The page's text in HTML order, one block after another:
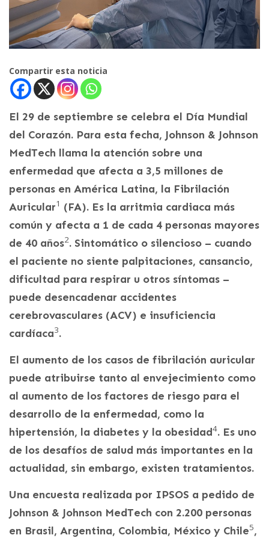
Compartir esta noticia
El 29 de septiembre se celebra el Día Mundial
del Corazón. Para esta fecha, Johnson & Johnson
MedTech llama la atención sobre una
enfermedad que afecta a 3,5 millones de
personas en América Latina, la Fibrilación
Auricular1 (FA). Es la arritmia cardiaca más
común y afecta a 1 de cada 4 personas mayores
de 40 años2. Sintomático o silencioso – cuando
el paciente no siente palpitaciones, cansancio,
dificultad para respirar u otros síntomas –
puede desencadenar accidentes
cerebrovasculares (ACV) e insuficiencia
cardíaca3.
El aumento de los casos de fibrilación auricular
puede atribuirse tanto al envejecimiento como
al aumento de los factores de riesgo para el
desarrollo de la enfermedad, como la
hipertensión, la diabetes y la obesidad4. Es uno
de los desafíos de salud más importantes en la
actualidad, sin embargo, existen tratamientos.
Una encuesta realizada por IPSOS a pedido de
Johnson & Johnson MedTech con 2.200 personas
en Brasil, Argentina, Colombia, México y Chile5,